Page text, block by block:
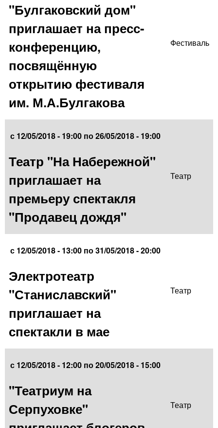
"Булгаковский дом"
приглашает на пресс-
конференцию,
посвящённую
открытию фестиваля
им. М.А.Булгакова
Фестиваль
с 12/05/2018 - 19:00 по26/05/2018 - 19:00
Театр "На Набережной"
приглашает на
премьеру спектакля
"Продавец дождя"
Театр
с 12/05/2018 - 13:00 по31/05/2018 - 20:00
Электротеатр
"Станиславский"
приглашает на
спектакли в мае
Театр
с 12/05/2018 - 12:00 по20/05/2018 - 15:00
"Театриум на
Серпуховке"
Театр